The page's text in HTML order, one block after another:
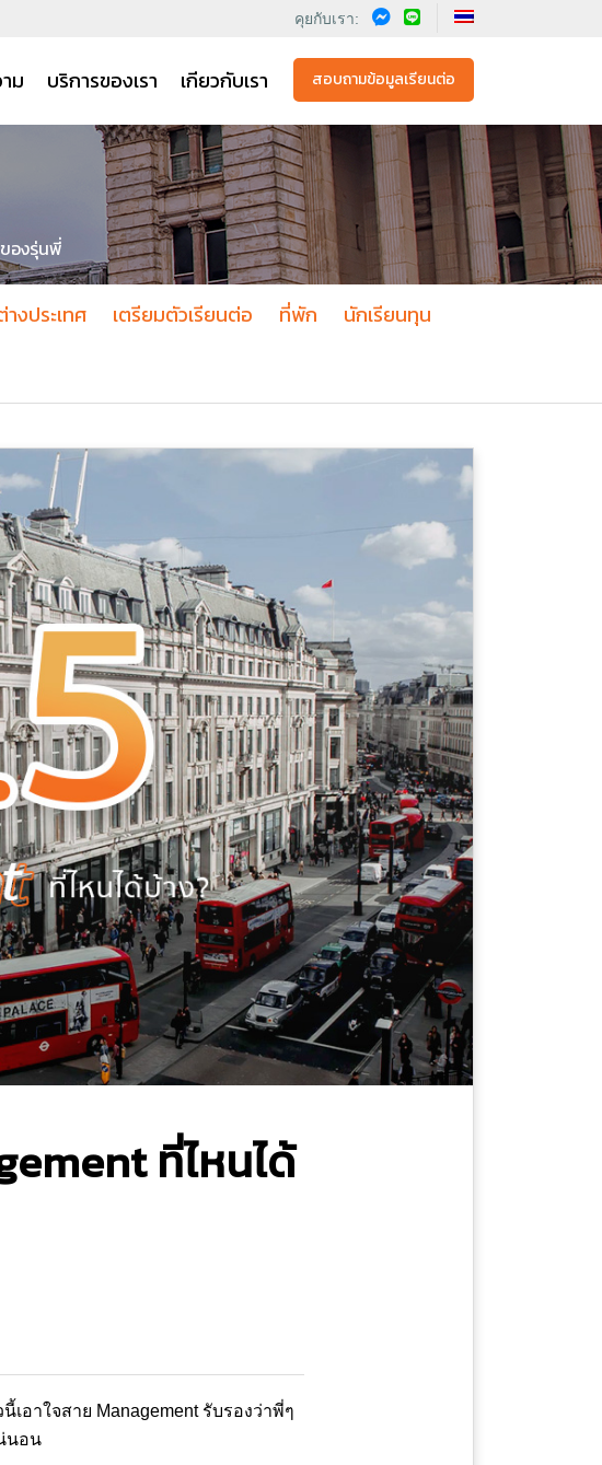
คุยกับเรา:
ม บริการของเรา เกียวกับเรา สอบถามข้อมูลเรียนต่อ
องรุ่นพี่
งประเทศ เตรียมตัวเรียนต่อ ที่พัก
นักเรียนทุน
ที่ไหนได้
อาใจสาย Management รับรองว่าพี่ๆ
นอน